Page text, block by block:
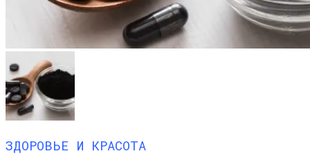
ЗДОРОВЬЕ И КРАСОТА